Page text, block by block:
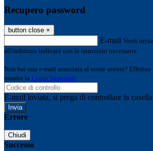
Recupero password
button close ×
E-mail Verrà
all'indirizzo indicato con le istruzioni necessarie.
Non hai una e-mail associata al nome utente? Effettua
tramite la Login Spaggiari
E-mail inviata, si prega di controllare la
Errore
Chiudi
Successo